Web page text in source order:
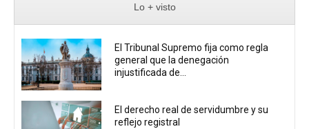
Lo + visto
El Tribunal Supremo fija como regla
general que la denegación
injustificada de...
El derecho real de servidumbre y su
reflejo registral